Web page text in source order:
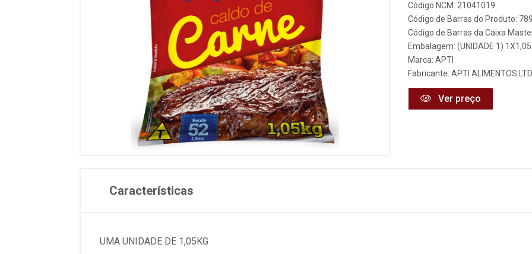
Código NCM: 21041019
Código de Barras do Produto:
Código de Barras da Caixa
Embalagem: (UNIDADE 1) 1X1,05
Marca: APTI
Fabricante: APTI ALIMENTOS
Ver preço
Características
UMA UNIDADE DE 1,05KG